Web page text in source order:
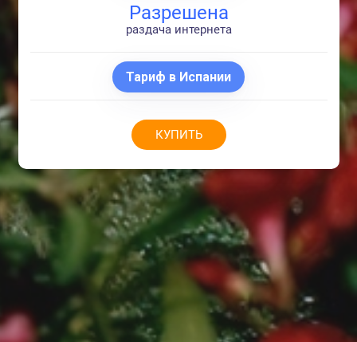
Разрешена
раздача интернета
Тариф в Испании
КУПИТЬ